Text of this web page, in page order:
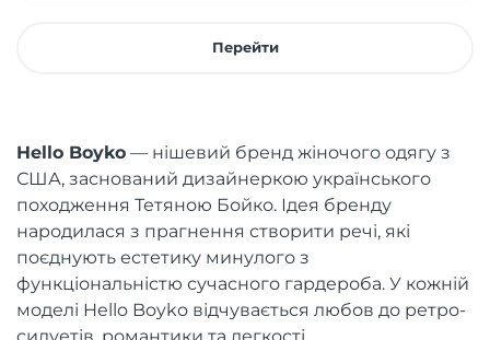
Перейти
Hello Boyko — нішевий бренд жіночого одягу з
США, заснований дизайнеркою українського
походження Тетяною Бойко. Ідея бренду
народилася з прагнення створити речі, які
поєднують естетику минулого з
функціональністю сучасного гардероба. У кожній
моделі Hello Boyko відчувається любов до ретро-
силуетів, романтики та легкості.